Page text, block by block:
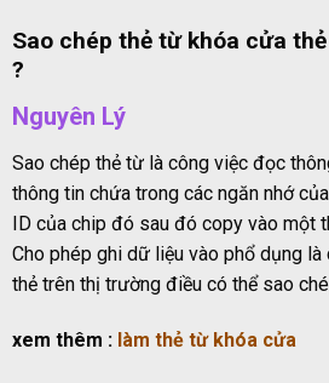
Sao chép thẻ từ khóa cửa
?
Nguyên Lý
Sao chép thẻ từ là công việc đọc
thông tin chứa trong các ngăn nhớ
ID của chip đó sau đó copy vào một
Cho phép ghi dữ liệu vào phổ dụng là
thẻ trên thị trường điều có thể sao
xem thêm : làm thẻ từ khóa cửa